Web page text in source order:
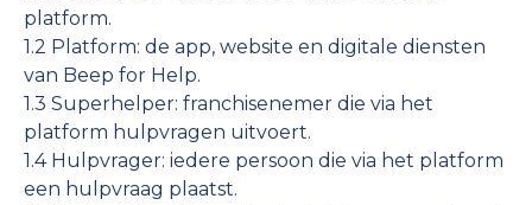
platform.
1.2 Platform: de app, website en digitale diensten
van Beep for Help.
1.3 Superhelper: franchisenemer die via het
platform hulpvragen uitvoert.
1.4 Hulpvrager: iedere persoon die via het platform
een hulpvraag plaatst.